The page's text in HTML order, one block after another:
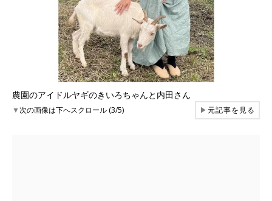
農園のアイドルヤギのきいろちゃんと内田さん
▼次の画像は下へスクロール (3/5) ▶元記事を見る